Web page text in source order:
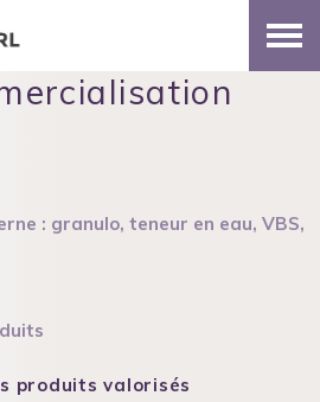
: granulo, teneur en eau, VBS,
produits valorisés